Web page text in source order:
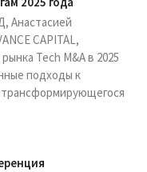
Анастасией
CAPITAL,
Tech M&A в 2025
подходы к